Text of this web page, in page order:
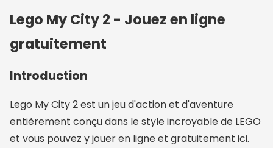
Lego My City 2 - Jouez en ligne
gratuitement
Introduction
Lego My City 2 est un jeu d'action et d'aventure
entièrement conçu dans le style incroyable de LEGO
et vous pouvez y jouer en ligne et gratuitement ici.